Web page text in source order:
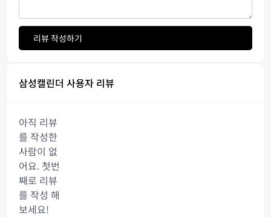
리뷰 작성하기
삼성캘린더 사용자 리뷰
아직 리뷰
를 작성한
사람이 없
어요. 첫번
째로 리뷰
를 작성 해
보세요!